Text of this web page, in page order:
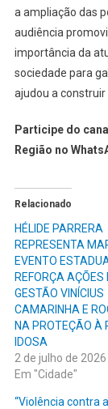
a ampliação das
audiência
importância da
sociedade para
ajudou a construir
Participe do
Região no
Relacionado
HÉLIDE PARRERA
REPRESENTA
EVENTO
REFORÇA AÇÕES
GESTÃO VINÍCIUS
CAMARINHA E
NA PROTEÇÃO À
IDOSA
2 de julho de 2026
Em "Cidade"
“Violência contra a